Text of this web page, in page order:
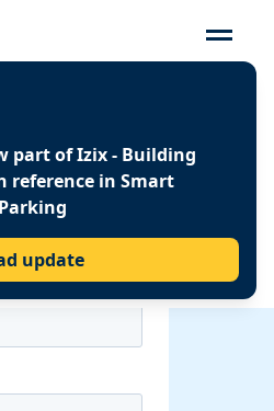
part of Izix - Building
reference in Smart
Parking
update